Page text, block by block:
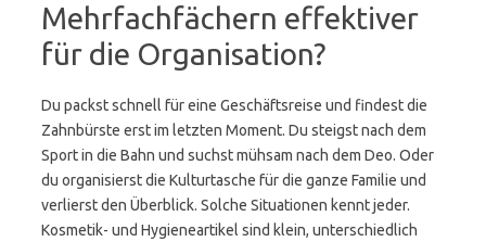
Mehrfachfächern effektiver
für die Organisation?
Du packst schnell für eine Geschäftsreise und findest die
Zahnbürste erst im letzten Moment. Du steigst nach dem
Sport in die Bahn und suchst mühsam nach dem Deo. Oder
du organisierst die Kulturtasche für die ganze Familie und
verlierst den Überblick. Solche Situationen kennt jeder.
Kosmetik- und Hygieneartikel sind klein, unterschiedlich